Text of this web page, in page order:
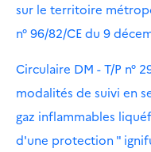
sur le territoire
n° 96/82/CE du 9
Circulaire DM - T/P n°
modalités de suivi en
gaz inflammables
d'une protection "